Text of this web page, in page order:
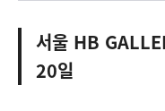
서울 HB
20일